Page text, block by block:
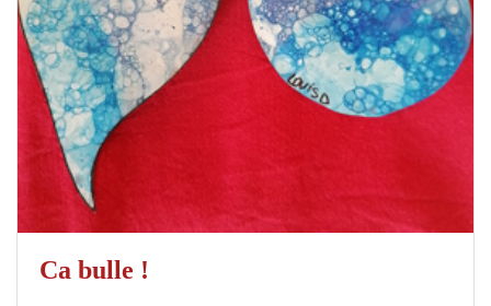
Ca bulle !